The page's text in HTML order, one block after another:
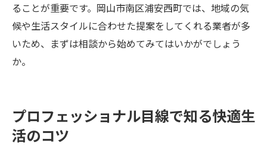
ることが重要です。岡山市南区浦安西町では、地域の気
候や生活スタイルに合わせた提案をしてくれる業者が多
いため、まずは相談から始めてみてはいかがでしょう
か。
プロフェッショナル目線で知る快適生
活のコツ